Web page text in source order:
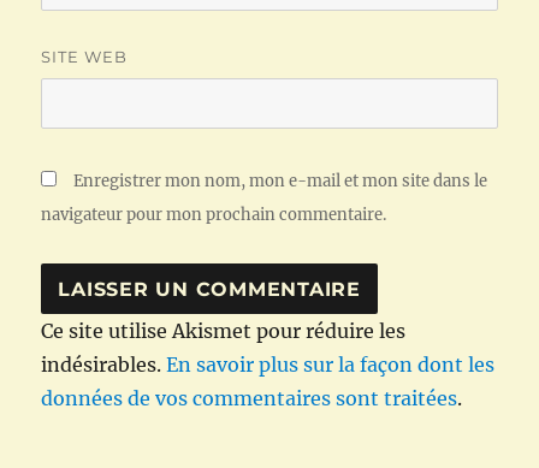
SITE WEB
Enregistrer mon nom, mon e-mail et mon site dans le
navigateur pour mon prochain commentaire.
Ce site utilise Akismet pour réduire les
indésirables.En savoir plus sur la façon dont les
données de vos commentaires sont traitées.